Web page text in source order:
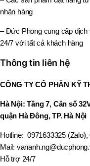
nhận hàng
– Đức Phong cung cấp dịch
24/7 với tất cả khách hàng
Thông tin liên hệ
CÔNG TY CỔ PHẦN KỸ
Hà Nội: Tầng 7, Căn số
quận Hà Đông, TP. Hà Nội
Hotline: 0971633325 (Zalo),
Mail:
Hỗ trợ 24/7